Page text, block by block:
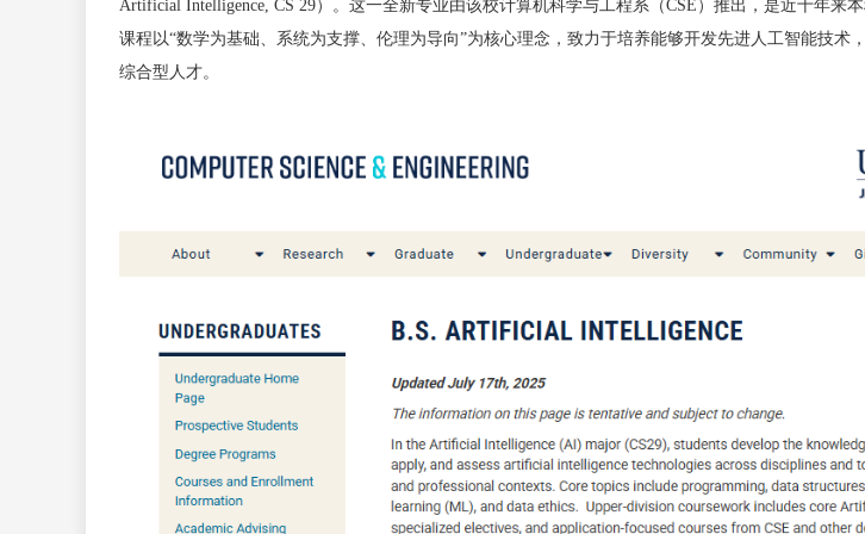
Artificial Intelligence, CS 29）。这一全新专业由该校计算机科学与工程系（CSE）推出，是近十年来
课程以“数学为基础、系统为支撑、伦理为导向”为核心理念，致力于培养能够开发先进人工智能技术
综合型人才。